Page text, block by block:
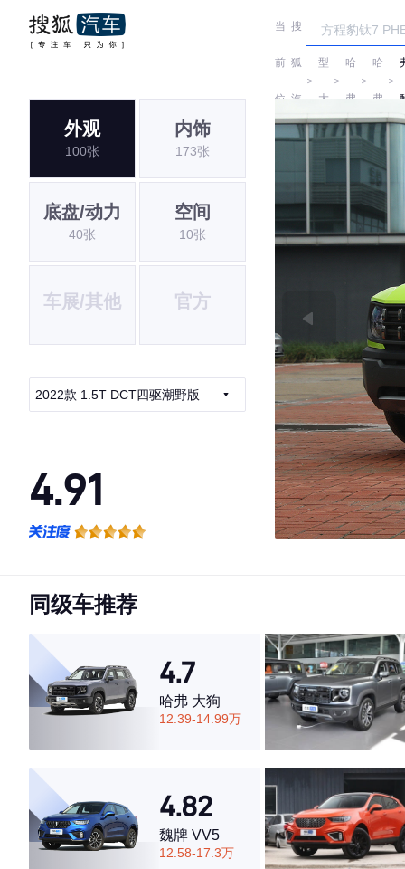
当
前
位
置:
搜
狐
汽
车
＞
车
型
大
全
＞
哈
弗
＞
哈
弗
＞
外观
100张
内饰
173张
底盘/动力
40张
空间
10张
车展/其他 官方
2022款 1.5T DCT四驱潮野版
4.91
·空间表现较为优秀，优于94%同级车
同级车推荐
4.7
哈弗 大狗
12.39-14.99万
4.82
魏牌 VV5
12.58-17.3万